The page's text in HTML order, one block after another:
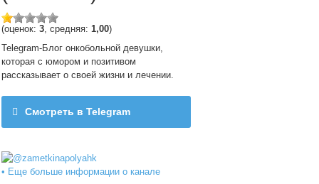
(оценок:3, средняя:1,00)
Telegram-Блог онкобольной девушки,
которая с юмором и позитивом
рассказывает о своей жизни и лечении.
Смотреть в Telegram
• Еще больше информации о канале